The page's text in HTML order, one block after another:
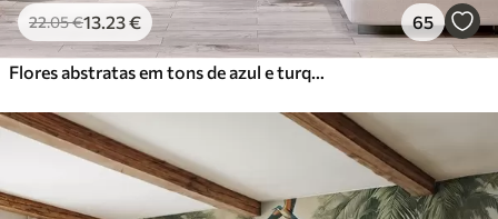
22.05€13 .23€ 65